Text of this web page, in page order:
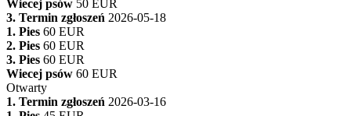
Wiecej psów 50 EUR
3. Termin zgłoszeń 2026-05-18
1. Pies 60 EUR
2. Pies 60 EUR
3. Pies 60 EUR
Wiecej psów 60 EUR
Otwarty
1. Termin zgłoszeń 2026-03-16